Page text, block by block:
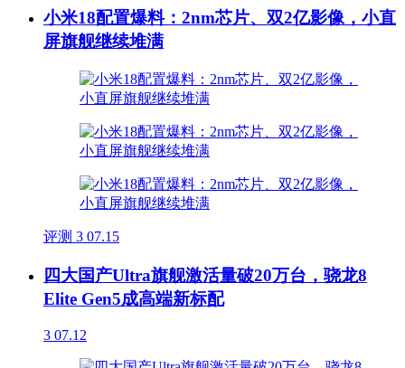
小米18配置爆料：2nm芯片、双2亿影像，小直
屏旗舰继续堆满
评测 3 07.15
四大国产Ultra旗舰激活量破20万台，骁龙8
Elite Gen5成高端新标配
3 07.12